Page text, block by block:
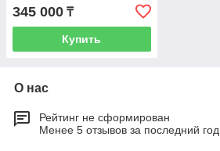
345 000 ₸
Купить
О нас
Рейтинг не сформирован
Менее 5 отзывов за последний год